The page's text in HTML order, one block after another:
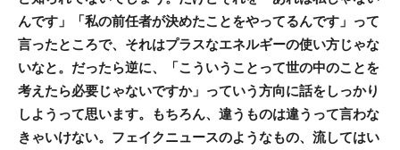
んです」「私の前任者が決めたことをやってるんです」って
言ったところで、それはプラスなエネルギーの使い方じゃな
いなと。だったら逆に、「こういうことって世の中のことを
考えたら必要じゃないですか」っていう方向に話をしっかり
しようって思います。もちろん、違うものは違うって言わな
きゃいけない。フェイクニュースのようなもの、流してはい